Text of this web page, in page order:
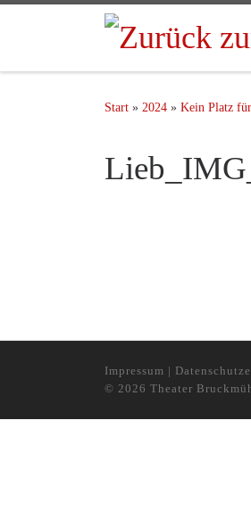
Start » 2024 » Kein Platz
Impressum |
© 2026 Theater